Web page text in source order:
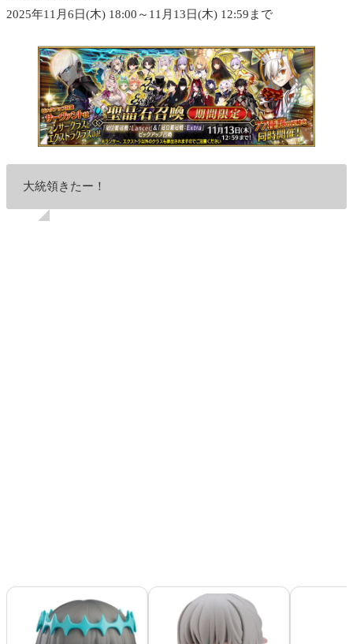
2025年11月6日(木) 18:00～11月13日(木) 12:59まで
大統領きたー！